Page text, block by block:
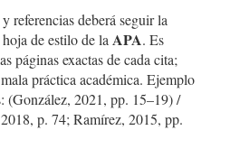
referencias deberá seguir la
de estilo de la APA. Es
páginas exactas de cada cita;
práctica académica. Ejemplo
(González, 2021, pp. 15–19) /
p. 74; Ramírez, 2015, pp.